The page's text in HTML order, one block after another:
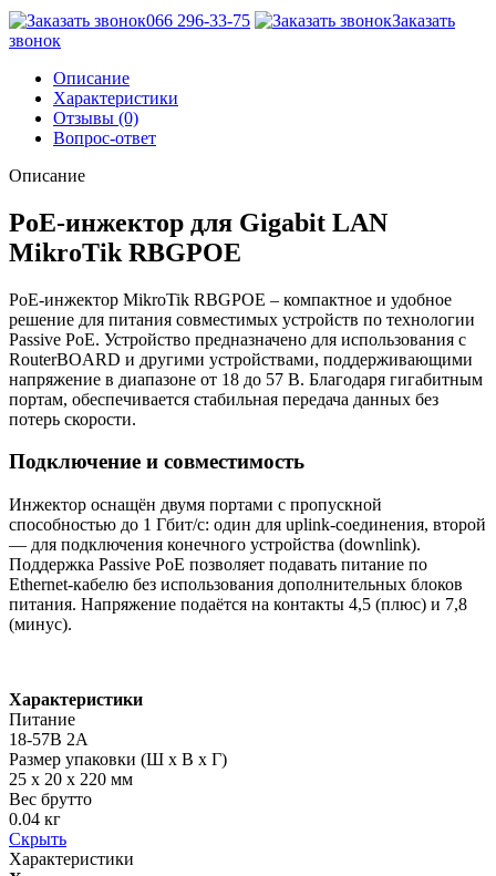
066 296-33-75
Заказать
звонок
Описание
Характеристики
Отзывы (0)
Вопрос-ответ
Описание
PoE-инжектор для Gigabit LAN
MikroTik RBGPOE
PoE-инжектор MikroTik RBGPOE – компактное и удобное
решение для питания совместимых устройств по технологии
Passive PoE. Устройство предназначено для использования с
RouterBOARD и другими устройствами, поддерживающими
напряжение в диапазоне от 18 до 57 В. Благодаря гигабитным
портам, обеспечивается стабильная передача данных без
потерь скорости.
Подключение и совместимость
Инжектор оснащён двумя портами с пропускной
способностью до 1 Гбит/с: один для uplink-соединения, второй
— для подключения конечного устройства (downlink).
Поддержка Passive PoE позволяет подавать питание по
Ethernet-кабелю без использования дополнительных блоков
питания. Напряжение подаётся на контакты 4,5 (плюс) и 7,8
(минус).
Характеристики
Питание
18-57В 2А
Размер упаковки (Ш х В х Г)
25 x 20 x 220 мм
Вес брутто
0.04 кг
Скрыть
Характеристики